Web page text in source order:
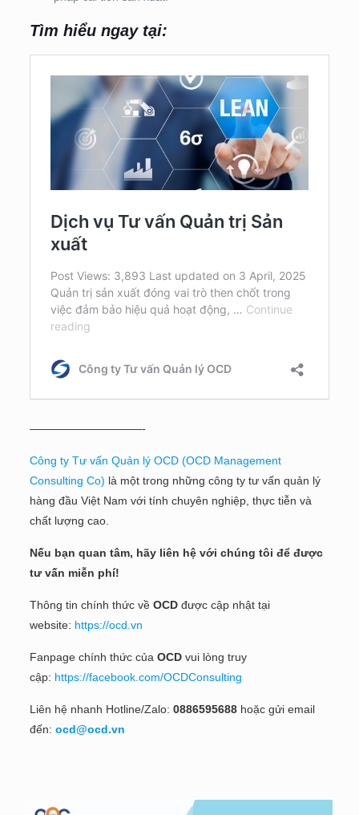
Tìm hiểu ngay tại:
——————————-
Công ty Tư vấn Quản lý OCD (OCD Management
Consulting Co) là một trong những công ty tư vấn quản lý
hàng đầu Việt Nam với tính chuyên nghiệp, thực tiễn và
chất lượng cao.
Nếu bạn quan tâm, hãy liên hệ với chúng tôi để được
tư vấn miễn phí!
Thông tin chính thức về OCD được cập nhật tại
website: https://ocd.vn
Fanpage chính thức của OCD vui lòng truy
cập: https://facebook.com/OCDConsulting
Liên hệ nhanh Hotline/Zalo: 0886595688 hoặc gửi email
đến: ocd@ocd.vn